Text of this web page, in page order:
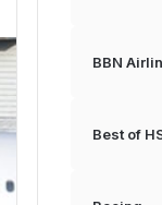
BBN
Best of